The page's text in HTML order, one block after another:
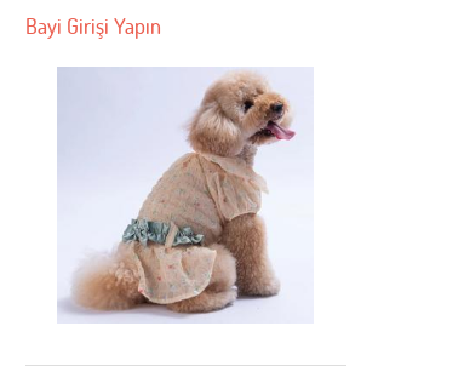
Bayi Girişi Yapın